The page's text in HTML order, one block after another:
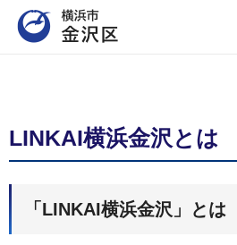
LINKAI横浜金沢とは
「LINKAI横浜金沢」とは